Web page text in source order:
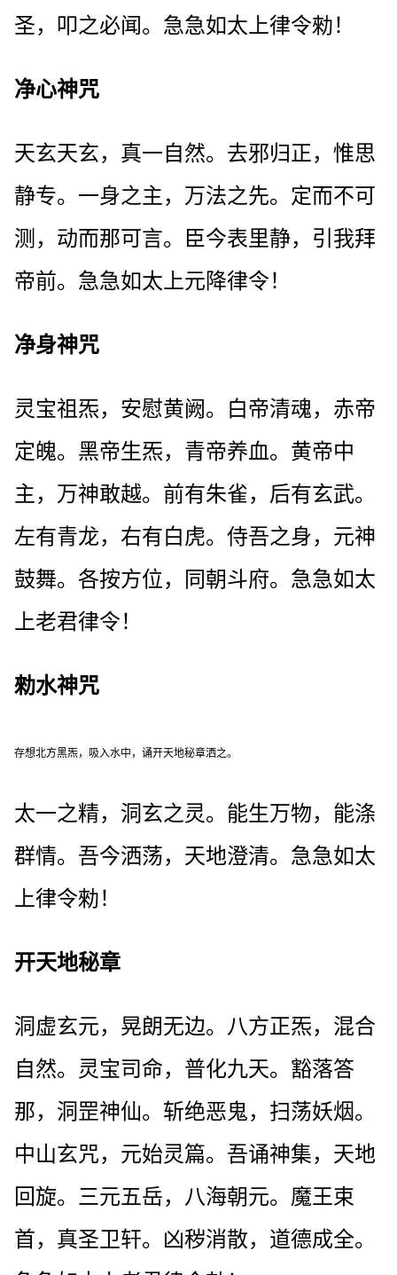
圣，叩之必闻。急急如太上律令勑！
净心神咒
天玄天玄，真一自然。去邪归正，惟思
静专。一身之主，万法之先。定而不可
测，动而那可言。臣今表里静，引我拜
帝前。急急如太上元降律令！
净身神咒
灵宝祖炁，安慰黄阙。白帝清魂，赤帝
定魄。黑帝生炁，青帝养血。黄帝中
主，万神敢越。前有朱雀，后有玄武。
左有青龙，右有白虎。侍吾之身，元神
鼓舞。各按方位，同朝斗府。急急如太
上老君律令！
勑水神咒
存想北方黑炁，吸入水中，诵开天地秘章洒之。
太一之精，洞玄之灵。能生万物，能涤
群情。吾今洒荡，天地澄清。急急如太
上律令勑！
开天地秘章
洞虚玄元，晃朗无边。八方正炁，混合
自然。灵宝司命，普化九天。豁落答
那，洞罡神仙。斩绝恶鬼，扫荡妖烟。
中山玄咒，元始灵篇。吾诵神集，天地
回旋。三元五岳，八海朝元。魔王束
首，真圣卫轩。凶秽消散，道德成全。